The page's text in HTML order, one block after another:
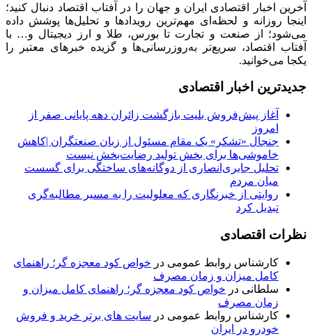
آخرین اخبار اقتصادی ایران و جهان را در آفتاب اقتصاد دنبال کنید؛
اینجا روزانه و لحظه‌ای مهم‌ترین رویدادها و تحلیل‌ها پوشش داده
می‌شود؛ از صنعت و تجارت تا بورس، طلا و ارز دیجیتال و… با
آفتاب اقتصاد، سریع‌تر به‌روزرسانی‌ها و گزیده خبرهای معتبر را
یکجا می‌خوانید.
جدیدترین اخبار اقتصادی
آغاز پیش‌فروش بلیت بازگشت زائران دهه پایانی صفر از
امروز
جنجال «تشکر» یک مقام مسئول از زبان صنعتگران |کاهش
خاموشی‌ها برای بخش تولید رضایت‌بخش نیست
تحلیل جابری‌انصاری از دوگانه‌های ساختگی ‌برای گسست
میان مردم
روایتی از خبرنگاری که معلولیت را به مسیر مطالبه‌گری
تبدیل کرد
نظرات اقتصادی
کارشناس روابط عمومی در خواص کود معجزه گر؛ راهنمای
کامل میزان و زمان مصرف
سلطانی در خواص کود معجزه گر؛ راهنمای کامل میزان و
زمان مصرف
کارشناس روابط عمومی در سایت های برتر خرید و فروش
خودرو در ایران